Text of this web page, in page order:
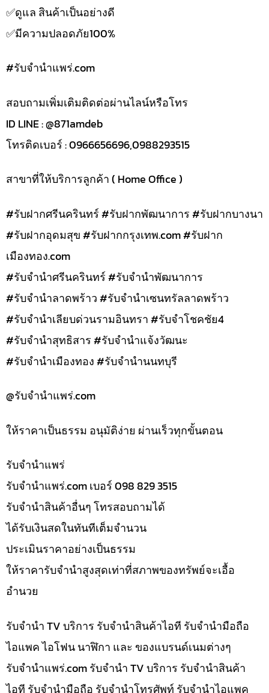
✅️ดูแล สินค้าเป็นอย่างดี
✅️มีความปลอดภัย100%
#รับจํานําแพร่.com
สอบถามเพิ่มเติมติดต่อผ่านไลน์หรือโทร
ID LINE : @871amdeb
โทรติดเบอร์ : 0966656696,0988293515
สาขาที่ให้บริการลูกค้า ( Home Office )
#รับฝากศรีนครินทร์ #รับฝากพัฒนาการ #รับฝากบางนา
#รับฝากอุดมสุข #รับฝากกรุงเทพ.com #รับฝาก
เมืองทอง.com
#รับจำนำศรีนครินทร์ #รับจำนำพัฒนาการ
#รับจำนำลาดพร้าว #รับจำนำเซนทรัลลาดพร้าว
#รับจำนำเลียบด่วนรามอินทรา #รับจำโชคชัย4
#รับจำนำสุทธิสาร #รับจำนำแจ้งวัฒนะ
#รับจำนำเมืองทอง #รับจำนำนนทบุรี
@รับจํานําแพร่.com
ให้ราคาเป็นธรรม อนุมัติง่าย ผ่านเร็วทุกขั้นตอน
รับจํานำแพร่
รับจํานําแพร่.com เบอร์ 098 829 3515
รับจำนำสินค้าอื่นๆ โทรสอบถามได้
ได้รับเงินสดในทันทีเต็มจำนวน
ประเมินราคาอย่างเป็นธรรม
ให้ราคารับจำนำสูงสุดเท่าที่สภาพของทรัพย์จะเอื้อ
อำนวย
รับจำนำ TV บริการ รับจำนำสินค้าไอที รับจำนำมือถือ
ไอแพค ไอโฟน นาฬิกา และ ของแบรนด์เนมต่างๆ
รับจํานําแพร่.com รับจำนำ TV บริการ รับจำนำสินค้า
ไอที รับจำนำมือถือ รับจำนำโทรศัพท์ รับจำนำไอแพค